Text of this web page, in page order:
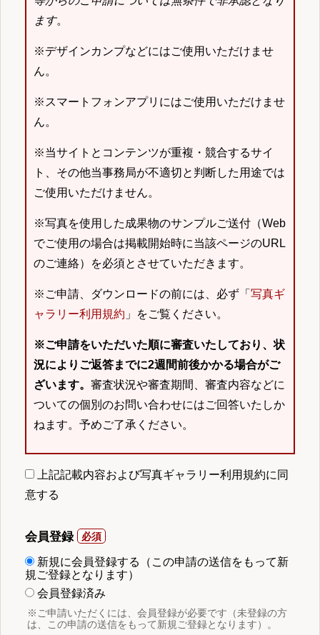
ます。
※デザインカンプなどにはご使用いただけませ
ん。
※スマートフォンアプリにはご使用いただけませ
ん。
※当サイトとコンテンツが重複・競合するサイ
ト、その他当事務局が不適切と判断した用途では
ご使用いただけません。
※写真を使用した成果物のサンプルご送付（Web
でご使用の場合は掲載開始時に当該ページのURL
のご連絡）を必須とさせていただきます。
※ご申請、ダウンロードの前には、必ず「 写真ギ
ャラリー利用規約 」をご覧ください。
※ご申請をいただいた順に審査いたしており、状
況によりご返答までに2週間前後かかる場合がご
ざいます。 審査状況や審査期間、審査内容などに
ついての個別のお問い合わせにはご回答いたしか
ねます。予めご了承ください。
上記記載内容および写真ギャラリー利用規約に同
意する
会員登録
新規に会員登録する（この申請の送信をもって新
規ご登録となります）
会員登録済み
※ご申請いただくには、会員登録が必要です（未登録の方
は、この申請の送信をもって新規ご登録となります）。